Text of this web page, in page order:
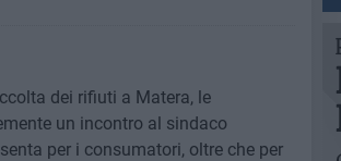
dei rifiuti a Matera, le
un incontro al sindaco
per i consumatori, oltre che per